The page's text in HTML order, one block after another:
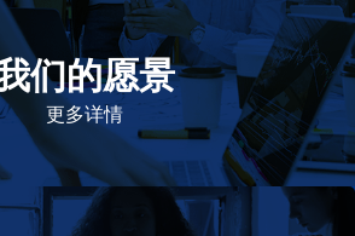
们的愿景
更多详情
企业公民，在全球提供优质和患者可
药物，传递我们的价值。